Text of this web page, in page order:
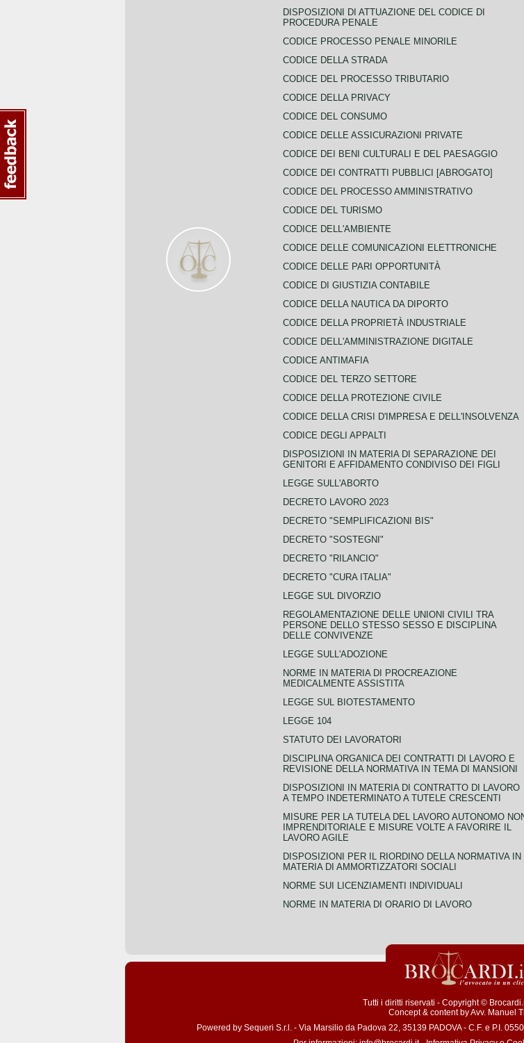
DISPOSIZIONI DI ATTUAZIONE DEL CODICE DI
PROCEDURA PENALE
CODICE PROCESSO PENALE MINORILE
CODICE DELLA STRADA
CODICE DEL PROCESSO TRIBUTARIO
CODICE DELLA PRIVACY
CODICE DEL CONSUMO
CODICE DELLE ASSICURAZIONI PRIVATE
CODICE DEI BENI CULTURALI E DEL PAESAGGIO
CODICE DEI CONTRATTI PUBBLICI [ABROGATO]
CODICE DEL PROCESSO AMMINISTRATIVO
CODICE DEL TURISMO
CODICE DELL'AMBIENTE
CODICE DELLE COMUNICAZIONI ELETTRONICHE
CODICE DELLE PARI OPPORTUNITÀ
CODICE DI GIUSTIZIA CONTABILE
CODICE DELLA NAUTICA DA DIPORTO
CODICE DELLA PROPRIETÀ INDUSTRIALE
CODICE DELL'AMMINISTRAZIONE DIGITALE
CODICE ANTIMAFIA
CODICE DEL TERZO SETTORE
CODICE DELLA PROTEZIONE CIVILE
CODICE DELLA CRISI D'IMPRESA E DELL'INSOLVENZA
CODICE DEGLI APPALTI
DISPOSIZIONI IN MATERIA DI SEPARAZIONE DEI
GENITORI E AFFIDAMENTO CONDIVISO DEI FIGLI
LEGGE SULL'ABORTO
DECRETO LAVORO 2023
DECRETO "SEMPLIFICAZIONI BIS"
DECRETO "SOSTEGNI"
DECRETO "RILANCIO"
DECRETO "CURA ITALIA"
LEGGE SUL DIVORZIO
REGOLAMENTAZIONE DELLE UNIONI CIVILI TRA
PERSONE DELLO STESSO SESSO E DISCIPLINA
DELLE CONVIVENZE
LEGGE SULL'ADOZIONE
NORME IN MATERIA DI PROCREAZIONE
MEDICALMENTE ASSISTITA
LEGGE SUL BIOTESTAMENTO
LEGGE 104
STATUTO DEI LAVORATORI
DISCIPLINA ORGANICA DEI CONTRATTI DI LAVORO E
REVISIONE DELLA NORMATIVA IN TEMA DI MANSIONI
DISPOSIZIONI IN MATERIA DI CONTRATTO DI LAVORO
A TEMPO INDETERMINATO A TUTELE CRESCENTI
MISURE PER LA TUTELA DEL LAVORO AUTONOMO
IMPRENDITORIALE E MISURE VOLTE A FAVORIRE IL
LAVORO AGILE
DISPOSIZIONI PER IL RIORDINO DELLA NORMATIVA IN
MATERIA DI AMMORTIZZATORI SOCIALI
NORME SUI LICENZIAMENTI INDIVIDUALI
NORME IN MATERIA DI ORARIO DI LAVORO
Tutti i diritti riservati - Copyright ©
Concept & content byAvv. Manuel
Powered by Sequeri S.r.l. - Via Marsilio da Padova 22, 35139 PADOVA - C.F. e P.I.